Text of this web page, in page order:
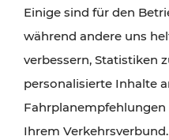
Attraktionen sind mit
Angeboten des VOR
Einige sind für den
während andere uns
verbessern, Statistiken
personalisierte Inhalte
Ihrem Verkehrsverbund.